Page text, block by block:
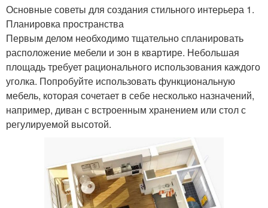
Основные советы для создания стильного интерьера 1.
Планировка пространства
Первым делом необходимо тщательно спланировать
расположение мебели и зон в квартире. Небольшая
площадь требует рационального использования каждого
уголка. Попробуйте использовать функциональную
мебель, которая сочетает в себе несколько назначений,
например, диван с встроенным хранением или стол с
регулируемой высотой.